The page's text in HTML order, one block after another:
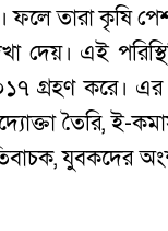
ফলে তারা কৃষি
দেয়। এই
করে। এর
তৈরি, ই-
যুবকদের